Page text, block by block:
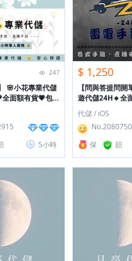
247
🌸小花專業代儲
面額有貨💗包售
➿提問開單💬
5小時
$ 1,250
【問與答提問開
遊代儲24H🔹全
代儲🔹包售後🔸
代儲 / iOS
No.2080750
保
賠